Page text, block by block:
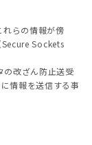
らの情報が傍
Sockets
改ざん防止送受
情報を送信する事